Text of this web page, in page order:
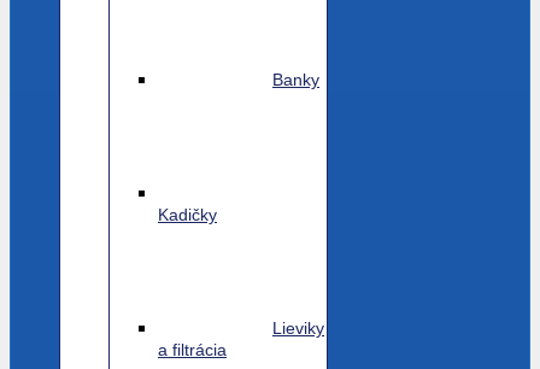
Banky
Kadičky
Lieviky
a filtrácia